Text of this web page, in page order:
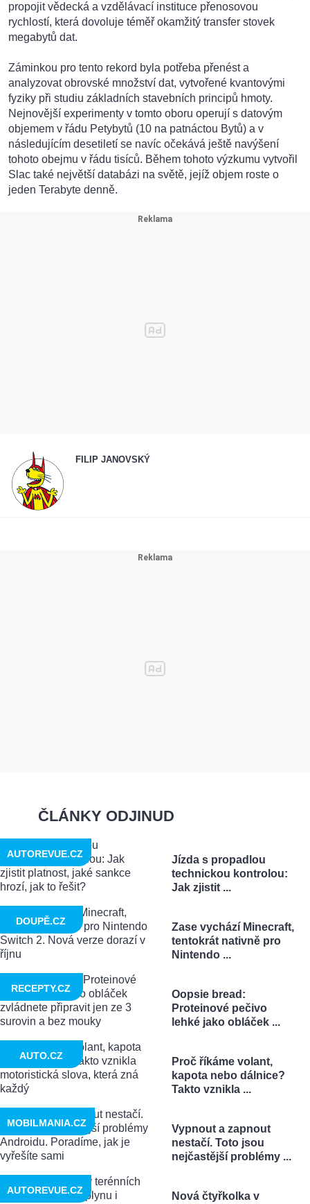
propojit vědecká a vzdělávací instituce přenosovou
rychlostí, která dovoluje téměř okamžitý transfer stovek
megabytů dat.
Záminkou pro tento rekord byla potřeba přenést a
analyzovat obrovské množství dat, vytvořené kvantovými
fyziky při studiu základních stavebních principů hmoty.
Nejnovější experimenty v tomto oboru operují s datovým
objemem v řádu Petybytů (10 na patnáctou Bytů) a v
následujícím desetiletí se navíc očekává ještě navýšení
tohoto obejmu v řádu tisíců. Během tohoto výzkumu vytvořil
Slac také největší databázi na světě, jejíž objem roste o
jeden Terabyte denně.
FILIP JANOVSKÝ
ČLÁNKY ODJINUD
Jízda s propadlou
technickou kontrolou:
Jak zjistit ...
AUTOREVUE.CZ
Zase vychází Minecraft,
tentokrát nativně pro
Nintendo ...
DOUPĚ.CZ
Oopsie bread:
Proteinové pečivo
lehké jako obláček ...
RECEPTY.CZ
Proč říkáme volant,
kapota nebo dálnice?
Takto vznikla ...
AUTO.CZ
Vypnout a zapnout
nestačí. Toto jsou
nejčastější problémy ...
MOBILMANIA.CZ
Nová čtyřkolka v
AUTOREVUE.CZ